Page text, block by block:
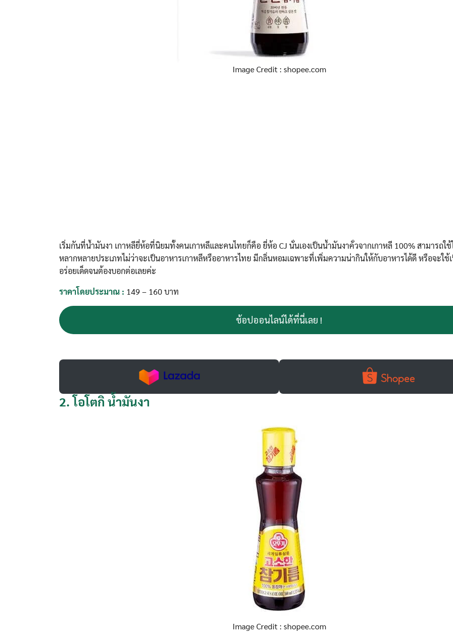
Search
for:
Image Credit : shopee.com
เริ่มกันที่น้ำมันงา เกาหลียี่ห้อที่นิยมทั้งคนเกาหลีและคนไทยก็คือ ยี่ห้อ CJ นั่นเองเป็นน้ำมันงาคั่วจากเกาหลี 100% สามารถใช้
หลากหลายประเภทไม่ว่าจะเป็นอาหารเกาหลีหรืออาหารไทย มีกลิ่นหอมเฉพาะที่เพิ่มความน่ากินให้กับอาหารได้ดี หรือจะใช้
อร่อยเด็ดจนต้องบอกต่อเลยค่ะ
ราคาโดยประมาณ : 149 – 160 บาท
ช้อปออนไลน์ได้ที่นี่เลย !
2.โอโตกิ น้ำมันงา
Image Credit : shopee.com